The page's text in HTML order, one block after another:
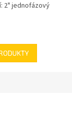
2" jednofázový